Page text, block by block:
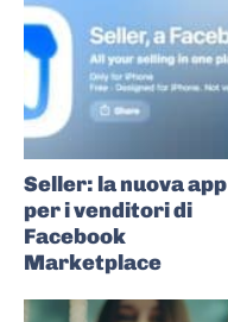
Seller: la nuova app
per i venditori di
Facebook
Marketplace